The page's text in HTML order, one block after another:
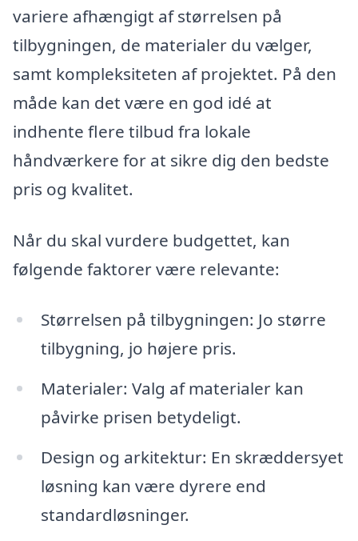
variere afhængigt af størrelsen på
tilbygningen, de materialer du vælger,
samt kompleksiteten af projektet. På den
måde kan det være en god idé at
indhente flere tilbud fra lokale
håndværkere for at sikre dig den bedste
pris og kvalitet.
Når du skal vurdere budgettet, kan
følgende faktorer være relevante:
Størrelsen på tilbygningen: Jo større
tilbygning, jo højere pris.
Materialer: Valg af materialer kan
påvirke prisen betydeligt.
Design og arkitektur: En skræddersyet
løsning kan være dyrere end
standardløsninger.